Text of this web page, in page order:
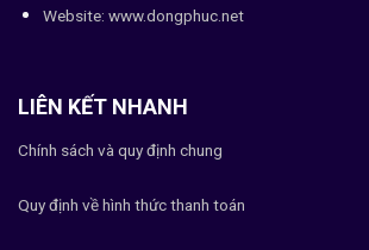
Website: www.dongphuc.net
LIÊN KẾT NHANH
Chính sách và quy định chung
Quy định về hình thức thanh toán